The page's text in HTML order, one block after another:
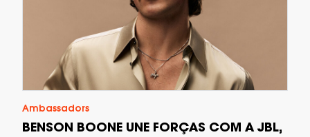
Ambassadors
BENSON BOONE UNE FORÇAS COM A JBL,